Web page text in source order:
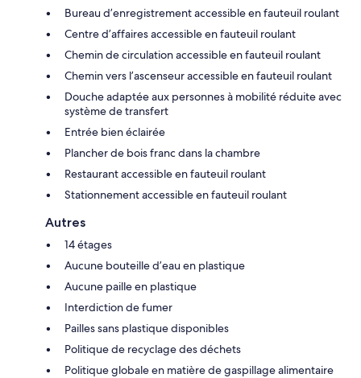
Bureau d’enregistrement accessible en fauteuil roulant
Centre d’affaires accessible en fauteuil roulant
Chemin de circulation accessible en fauteuil roulant
Chemin vers l’ascenseur accessible en fauteuil roulant
Douche adaptée aux personnes à mobilité réduite avec
système de transfert
Entrée bien éclairée
Plancher de bois franc dans la chambre
Restaurant accessible en fauteuil roulant
Stationnement accessible en fauteuil roulant
Autres
14 étages
Aucune bouteille d’eau en plastique
Aucune paille en plastique
Interdiction de fumer
Pailles sans plastique disponibles
Politique de recyclage des déchets
Politique globale en matière de gaspillage alimentaire